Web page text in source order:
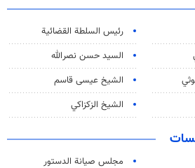
رئیس السلطة القضائیة
السيد حسن نصرالله
الشيخ عيسى قاسم
الشيخ الزكزاكي
مجلس صيانة الدستور